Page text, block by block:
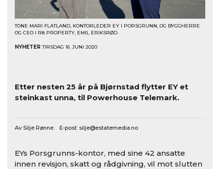
TONE MARI FLATLAND, KONTORLEDER EY I PORSGRUNN, OG BYGGHERRE
OG CEO I R8 PROPERTY, EMIL ERIKSRØD.
NYHETER TIRSDAG 16. JUNI 2020
Etter nesten 25 år på Bjørnstad flytter EY et
steinkast unna, til Powerhouse Telemark.
Av Silje Rønne E-post: silje@estatemedia.no
EYs Porsgrunns-kontor, med sine 42 ansatte
innen revisjon, skatt og rådgivning, vil mot slutten